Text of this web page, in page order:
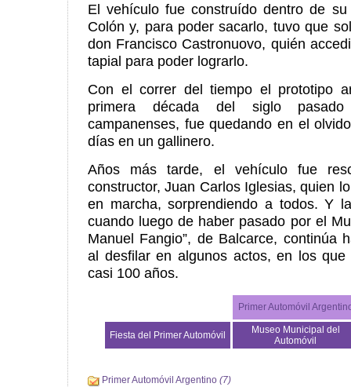
El vehículo fue construído dentro de
Colón y, para poder sacarlo, tuvo que
don Francisco Castronuovo, quién
tapial para poder lograrlo.
Con el correr del tiempo el prototipo
primera década del siglo
campanenses, fue quedando en el
días en un gallinero.
Años más tarde, el vehículo fue
constructor, Juan Carlos Iglesias, quien
en marcha, sorprendiendo a todos. Y
cuando luego de haber pasado por el
Manuel Fangio”, de Balcarce, continúa
al desfilar en algunos actos, en los
casi 100 años.
Primer Automóvil
Fiesta del Primer Automóvil
Museo Municipal del
Automóvil
Primer Automóvil Argentino (7)